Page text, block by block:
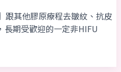
跟其他膠原療程去皺紋、抗皮
長期受歡迎的一定非HIFU